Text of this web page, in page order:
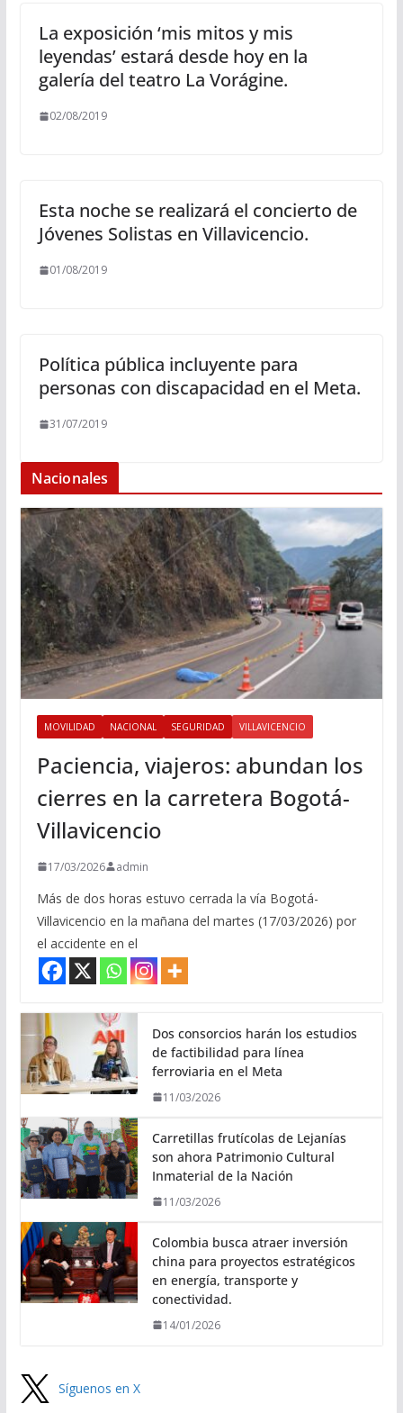
La exposición ‘mis mitos y mis
leyendas’ estará desde hoy en la
galería del teatro La Vorágine.
02/08/2019
Esta noche se realizará el concierto de
Jóvenes Solistas en Villavicencio.
01/08/2019
Política pública incluyente para
personas con discapacidad en el Meta.
31/07/2019
Nacionales
MOVILIDAD NACIONAL SEGURIDAD VILLAVICENCIO
Paciencia, viajeros: abundan los
cierres en la carretera Bogotá-
Villavicencio
17/03/2026 admin
Más de dos horas estuvo cerrada la vía Bogotá-
Villavicencio en la mañana del martes (17/03/2026) por
el accidente en el
Dos consorcios harán los estudios
de factibilidad para línea
ferroviaria en el Meta
11/03/2026
Carretillas frutícolas de Lejanías
son ahora Patrimonio Cultural
Inmaterial de la Nación
11/03/2026
Colombia busca atraer inversión
china para proyectos estratégicos
en energía, transporte y
conectividad.
14/01/2026
Síguenos en X